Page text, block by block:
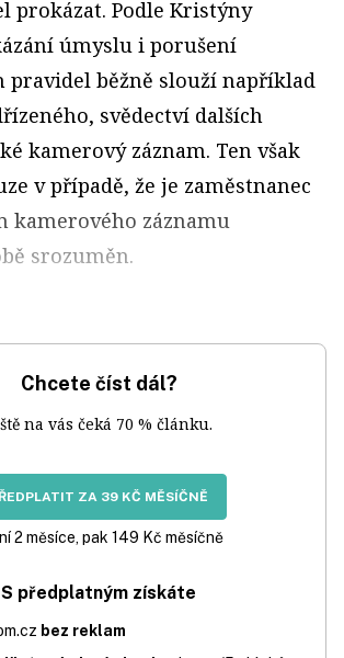
prokázat. Podle Kristýny
úmyslu i porušení
pravidel běžně slouží například
svědectví dalších
kamerový záznam. Ten však
v případě, že je zaměstnanec
kamerového záznamu
srozuměn.
Chcete číst dál?
na vás čeká 70 % článku.
ZA 39 KČ MĚSÍČNĚ
2 měsíce, pak 149 Kč měsíčně
S předplatným získáte
bez reklam